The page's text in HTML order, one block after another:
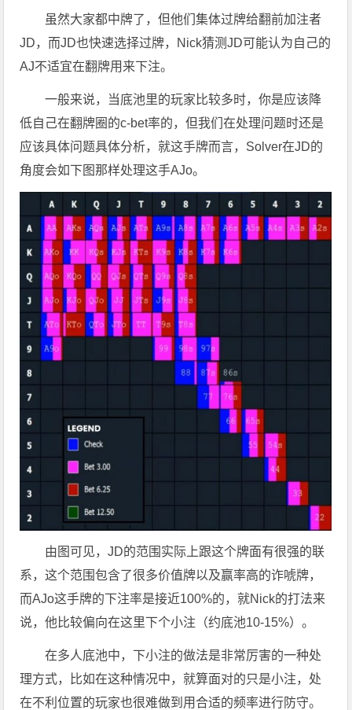
虽然大家都中牌了，但他们集体过牌给翻前加注者
JD，而JD也快速选择过牌，Nick猜测JD可能认为自己的
AJ不适宜在翻牌用来下注。
一般来说，当底池里的玩家比较多时，你是应该降
低自己在翻牌圈的c-bet率的，但我们在处理问题时还是
应该具体问题具体分析，就这手牌而言，Solver在JD的
角度会如下图那样处理这手AJo。
由图可见，JD的范围实际上跟这个牌面有很强的联
系，这个范围包含了很多价值牌以及赢率高的诈唬牌，
而AJo这手牌的下注率是接近100%的，就Nick的打法来
说，他比较偏向在这里下个小注（约底池10-15%）。
在多人底池中，下小注的做法是非常厉害的一种处
理方式，比如在这种情况中，就算面对的只是小注，处
在不利位置的玩家也很难做到用合适的频率进行防守。